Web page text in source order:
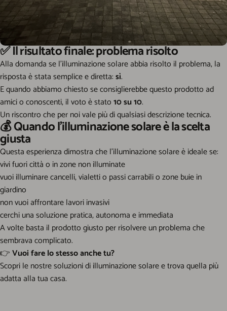
✅ Il risultato finale: problema risolto
Alla domanda se l’illuminazione solare abbia risolto il problema, la
risposta è stata semplice e diretta:sì.
E quando abbiamo chiesto se consiglierebbe questo prodotto ad
amici o conoscenti, il voto è stato10 su 10.
Un riscontro che per noi vale più di qualsiasi descrizione tecnica.
💰 Quando l’illuminazione solare è la scelta
giusta
Questa esperienza dimostra che l’illuminazione solare è ideale se:
vivi fuori città o in zone non illuminate
vuoi illuminare cancelli, vialetti o passi carrabili o zone buie in
giardino
non vuoi affrontare lavori invasivi
cerchi una soluzione pratica, autonoma e immediata
A volte basta il prodotto giusto per risolvere un problema che
sembrava complicato.
👉Vuoi fare lo stesso anche tu?
Scopri le nostre soluzioni diilluminazione solaree trova quella più
adatta alla tua casa.